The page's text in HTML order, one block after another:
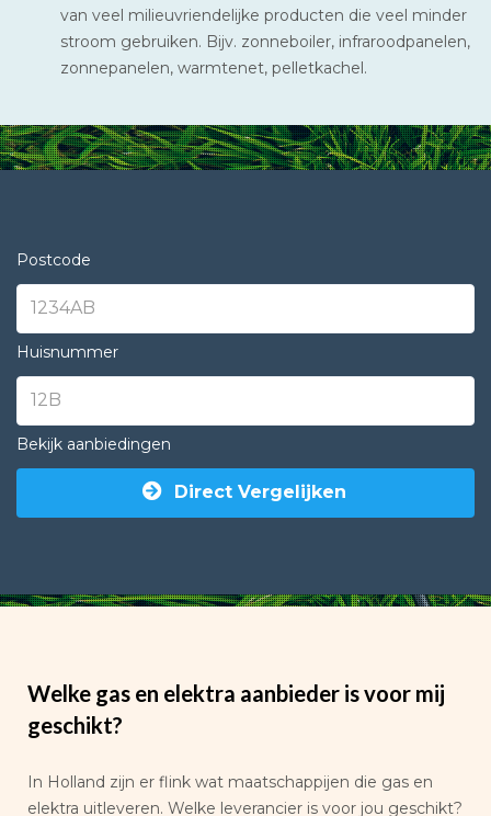
van veel milieuvriendelijke producten die veel minder
stroom gebruiken. Bijv. zonneboiler, infraroodpanelen,
zonnepanelen, warmtenet, pelletkachel.
Postcode
Huisnummer
Bekijk aanbiedingen
Direct Vergelijken
Welke gas en elektra aanbieder is voor mij
geschikt?
In Holland zijn er flink wat maatschappijen die gas en
elektra uitleveren. Welke leverancier is voor jou geschikt?